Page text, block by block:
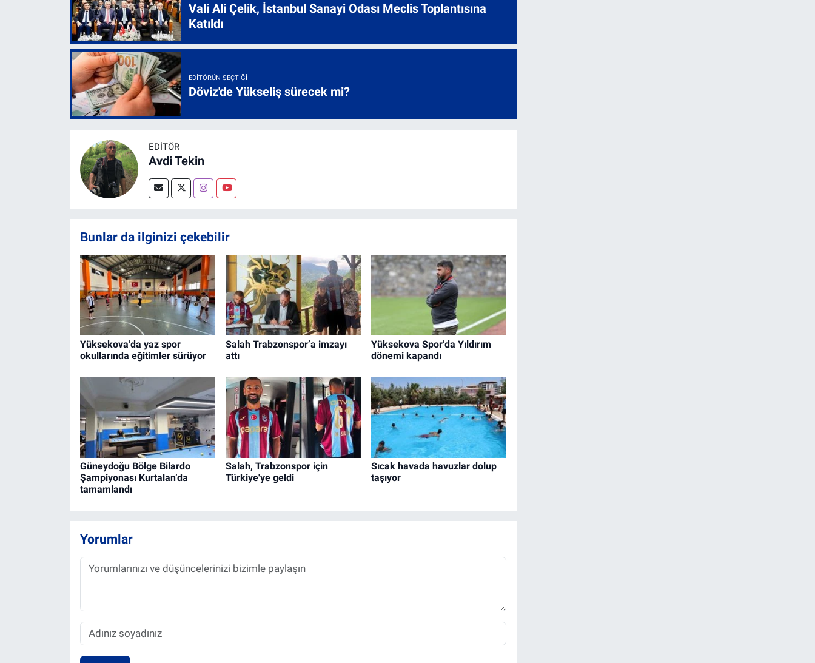
Vali Ali Çelik, İstanbul Sanayi Odası Meclis Toplantısına
Katıldı
EDITÖRÜN SEÇTIĞI
Döviz'de Yükseliş sürecek mi?
EDITÖR
Avdi Tekin
Bunlar da ilginizi çekebilir
Yüksekova’da yaz spor
okullarında eğitimler sürüyor
Salah Trabzonspor’a imzayı
attı
Yüksekova Spor’da Yıldırım
dönemi kapandı
Güneydoğu Bölge Bilardo
Şampiyonası Kurtalan’da
tamamlandı
Salah, Trabzonspor için
Türkiye'ye geldi
Sıcak havada havuzlar dolup
taşıyor
Yorumlar